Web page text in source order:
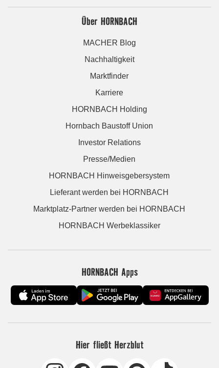
Über HORNBACH
MACHER Blog
Nachhaltigkeit
Marktfinder
Karriere
HORNBACH Holding
Hornbach Baustoff Union
Investor Relations
Presse/Medien
HORNBACH Hinweisgebersystem
Lieferant werden bei HORNBACH
Marktplatz-Partner werden bei HORNBACH
HORNBACH Werbeklassiker
HORNBACH Apps
Hier fließt Herzblut